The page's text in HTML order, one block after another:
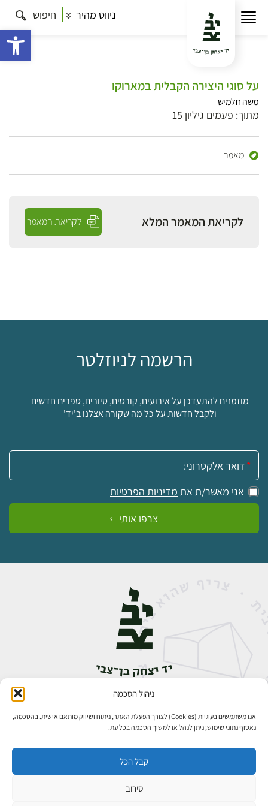
ניהול הסכמה
אנו משתמשים בעוגיות (Cookies) לצורך הפעלת האתר, ניתוח ושיווק מותאם אישית. בהסכמה,
נאסוף נתוני שימוש; ניתן לנהל או למשוך הסכמה בכל עת.
קבל הכל
סירוב
ניווט מהיר חיפוש
על סוגי היצירה הקבלית במארוקו
משה חלמיש
מתוך: פעמים גיליון 15
מאמר
לקריאת המאמר המלא לקריאת המאמר
הרשמה לניוזלטר
מוזמנים להתעדכן על אירועים, קורסים, סיורים, ספרים חדשים
ולקבל חדשות על כל מה שקורה אצלנו ב'יד'
אימייל:
אני מאשר/ת את מדיניות הפרטיות
צרפו אותי
אבן גבירול 14, רחביה, ירושלים